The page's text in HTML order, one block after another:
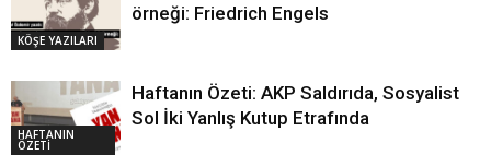
KÖŞE YAZILARI
örneği: Friedrich Engels
HAFTANIN
ÖZETİ
Haftanın Özeti: AKP Saldırıda, Sosyalist
Sol İki Yanlış Kutup Etrafında